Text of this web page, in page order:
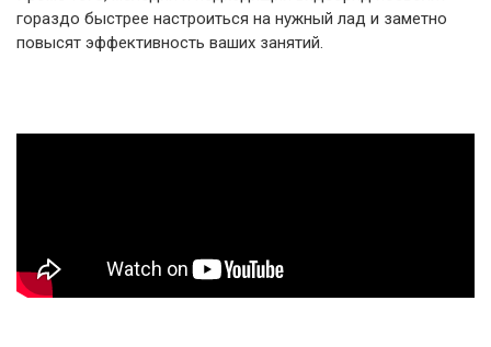
гораздо быстрее настроиться на нужный лад и заметно
повысят эффективность ваших занятий.